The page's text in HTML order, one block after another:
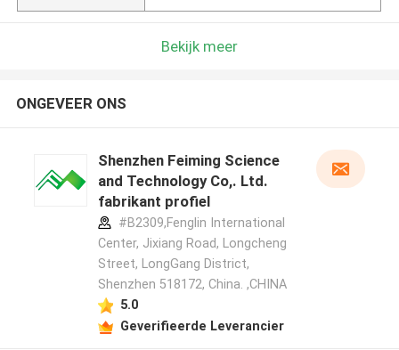
Bekijk meer
ONGEVEER ONS
Shenzhen Feiming Science
and Technology Co,. Ltd.
fabrikant profiel
#B2309,Fenglin International
Center, Jixiang Road, Longcheng
Street, LongGang District,
Shenzhen 518172, China. ,CHINA
5.0
Geverifieerde Leverancier